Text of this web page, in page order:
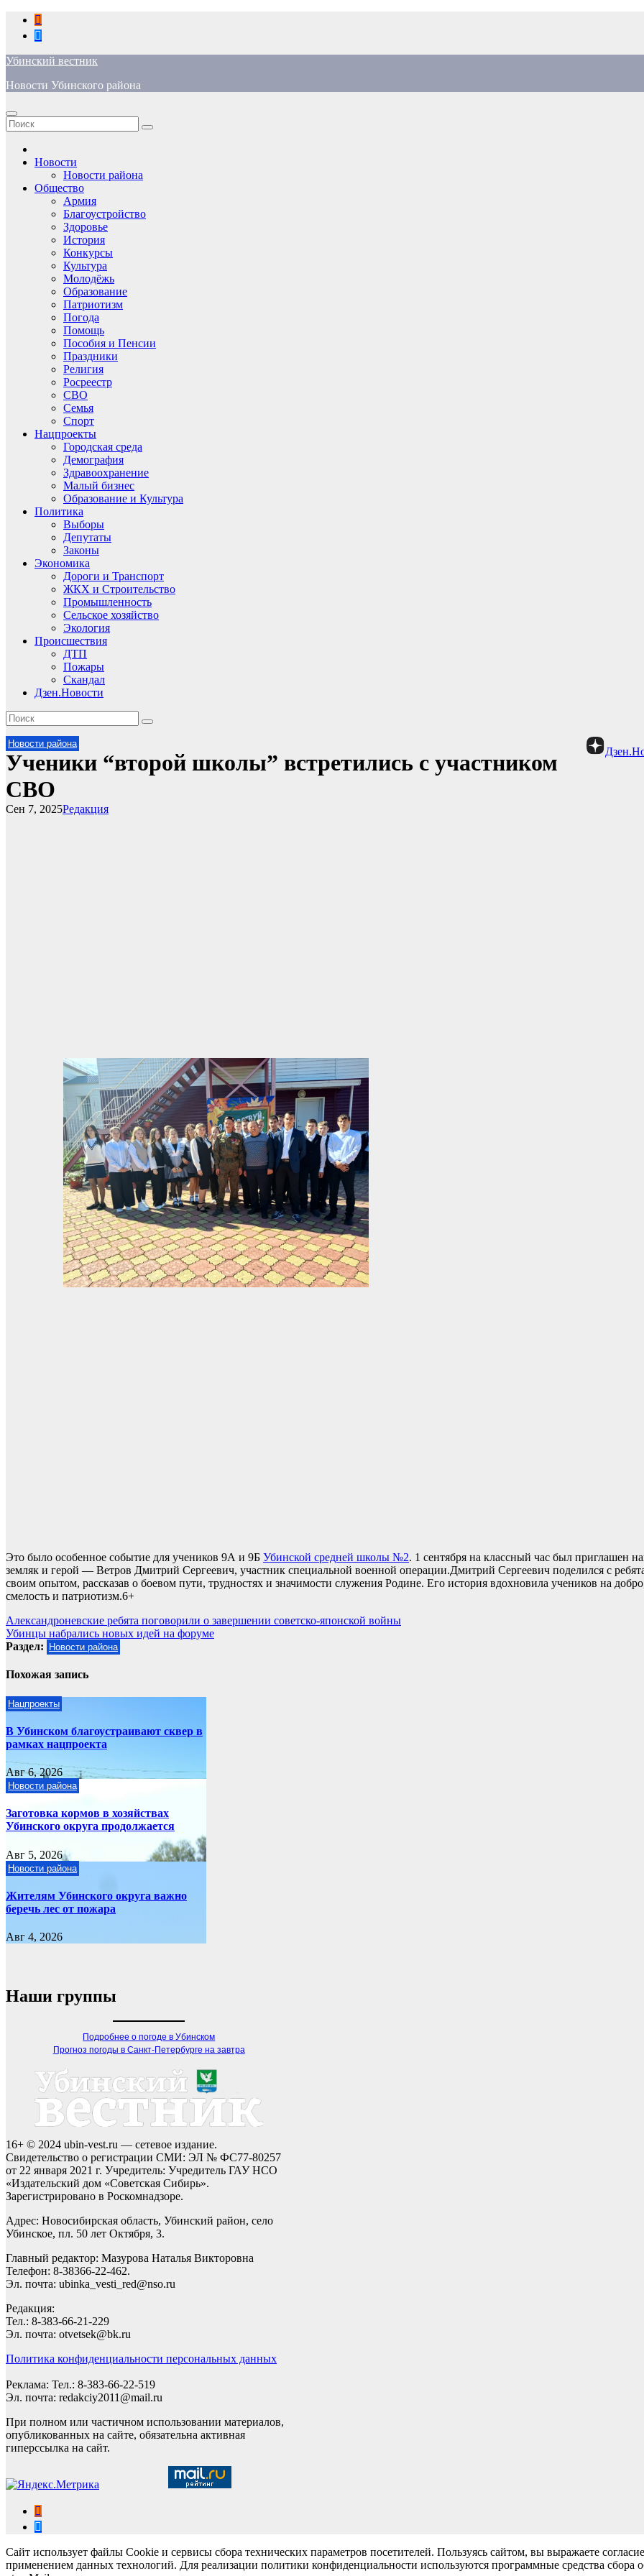
Перейти
содержимому
Убинский вестник
Новости Убинского района
Новости
Новости района
Общество
Армия
Благоустройство
Здоровье
История
Конкурсы
Культура
Молодёжь
Образование
Патриотизм
Погода
Помощь
Пособия и Пенсии
Праздники
Религия
Росреестр
СВО
Семья
Спорт
Нацпроекты
Городская среда
Демография
Здравоохранение
Малый бизнес
Образование и Культура
Политика
Выборы
Депутаты
Законы
Экономика
Дороги и Транспорт
ЖКХ и Строительство
Промышленность
Сельское хозяйство
Экология
Происшествия
ДТП
Пожары
Скандал
Дзен.Новости
Новости района
Ученики “второй школы” встретились с участником
СВО
Редакция
Сен 7, 2025
Это было особенное событие для учеников 9А и 9Б Убинской средней школы №2. 1 сентября на классный час был приглашен
земляк и герой — Ветров Дмитрий Сергеевич, участник специальной военной операции.Дмитрий Сергеевич поделился с
своим опытом, рассказав о боевом пути, трудностях и значимости служения Родине. Его история вдохновила учеников на
смелость и патриотизм.6+
Навигация
по
Александроневские ребята поговорили о завершении советско-японской войны
Убинцы набрались новых идей на форуме
Раздел:
Новости района
Похожая запись
Нацпроекты
В Убинском благоустраивают сквер в
рамках нацпроекта
Авг 6, 2026
Новости района
Заготовка кормов в хозяйствах
Убинского округа продолжается
Авг 5, 2026
Новости района
Жителям Убинского округа важно
беречь лес от пожара
Авг 4, 2026
Наши группы
Подробнее о погоде в Убинском
Прогноз погоды в Санкт-Петербурге на завтра
16+ © 2024 ubin-vest.ru — сетевое издание.
Свидетельство о регистрации СМИ: ЭЛ № ФС77-80257
от 22 января 2021 г. Учредитель: Учредитель ГАУ НСО
«Издательский дом «Советская Сибирь».
Зарегистрировано в Роскомнадзоре.
Адрес: Новосибирская область, Убинский район, село
Убинское, пл. 50 лет Октября, 3.
Главный редактор: Мазурова Наталья Викторовна
Телефон: 8-38366-22-462.
Эл. почта: ubinka_vesti_red@nso.ru
Редакция:
Тел.: 8-383-66-21-229
Эл. почта: otvetsek@bk.ru
Политика конфиденциальности персональных данных
Реклама: Тел.: 8-383-66-22-519
Эл. почта: redakciy2011@mail.ru
При полном или частичном использовании материалов,
опубликованных на сайте, обязательна активная
гиперссылка на сайт.
Сайт использует файлы Cookie и сервисы сбора технических параметров посетителей. Пользуясь сайтом, вы выражаете
применением данных технологий. Для реализации политики конфиденциальности используются программные средства